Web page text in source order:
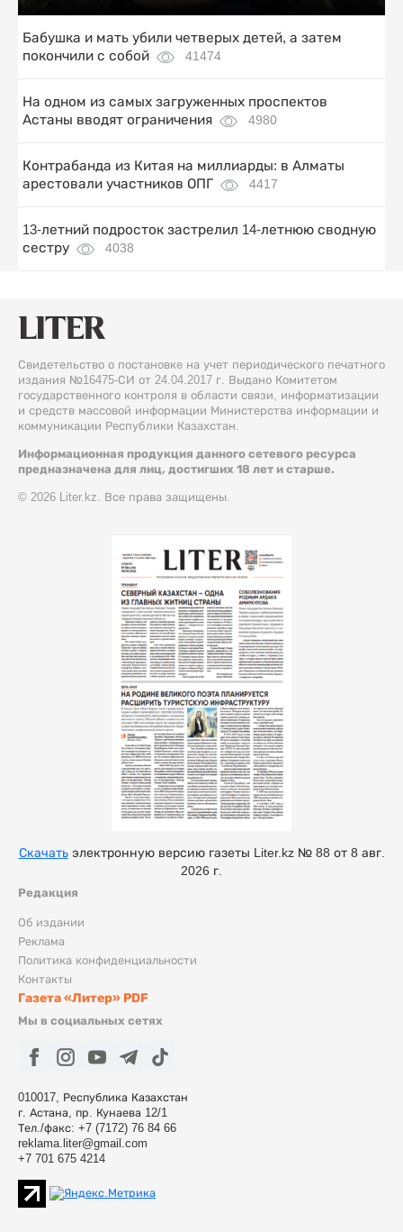
Бабушка и мать убили четверых детей, а затем
покончили с собой
41474
На одном из самых загруженных проспектов
Астаны вводят ограничения
4980
Контрабанда из Китая на миллиарды: в Алматы
арестовали участников ОПГ
4417
13-летний подросток застрелил 14-летнюю сводную
сестру
4038
Свидетельство о постановке на учет периодического печатного
издания №16475-СИ от 24.04.2017 г. Выдано Комитетом
государственного контроля в области связи, информатизации
и средств массовой информации Министерства информации и
коммуникации Республики Казахстан.
Информационная продукция данного сетевого ресурса
предназначена для лиц, достигших 18 лет и старше.
© 2026 Liter.kz. Все права защищены.
Редакция
Об издании
Реклама
Политика конфиденциальности
Контакты
Газета «Литер» PDF
Мы в социальных сетях
010017, Республика Казахстан
г. Астана, пр. Кунаева 12/1
Тел./факс: +7 (7172) 76 84 66
reklama.liter@gmail.com
+7 701 675 4214
Скачатьэлектронную версию газеты Liter.kz № 88 от 8 авг.
2026 г.